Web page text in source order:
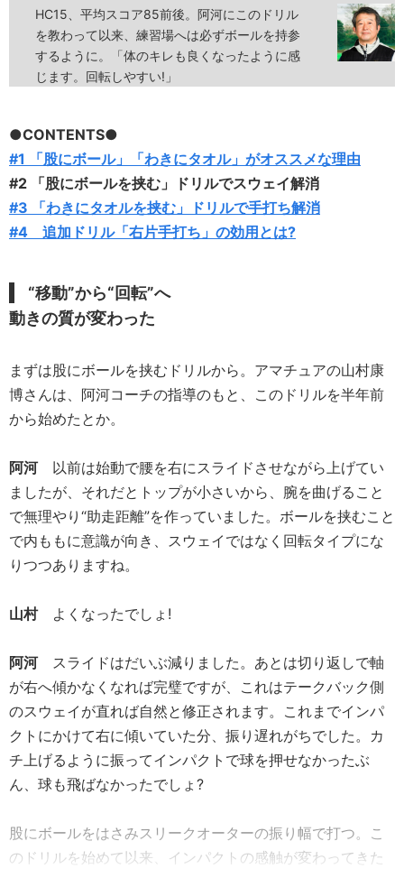
HC15、平均スコア85前後。阿河にこのドリル
を教わって以来、練習場へは必ずボールを持参
するように。「体のキレも良くなったように感
じます。回転しやすい!」
●CONTENTS●
#1 「股にボール」「わきにタオル」がオススメな理由
#2 「股にボールを挟む」ドリルでスウェイ解消
#3 「わきにタオルを挟む」ドリルで手打ち解消
#4 追加ドリル「右片手打ち」の効用とは?
“移動”から“回転”へ
動きの質が変わった
まずは股にボールを挟むドリルから。アマチュアの山村康
博さんは、阿河コーチの指導のもと、このドリルを半年前
から始めたとか。
阿河以前は始動で腰を右にスライドさせながら上げてい
ましたが、それだとトップが小さいから、腕を曲げること
で無理やり“助走距離”を作っていました。ボールを挟むこと
で内ももに意識が向き、スウェイではなく回転タイプにな
りつつありますね。
山村よくなったでしょ!
阿河スライドはだいぶ減りました。あとは切り返しで軸
が右へ傾かなくなれば完璧ですが、これはテークバック側
のスウェイが直れば自然と修正されます。これまでインパ
クトにかけて右に傾いていた分、振り遅れがちでした。カ
チ上げるように振ってインパクトで球を押せなかったぶ
ん、球も飛ばなかったでしょ?
股にボールをはさみスリークオーターの振り幅で打つ。こ
のドリルを始めて以来、インパクトの感触が変わってきた